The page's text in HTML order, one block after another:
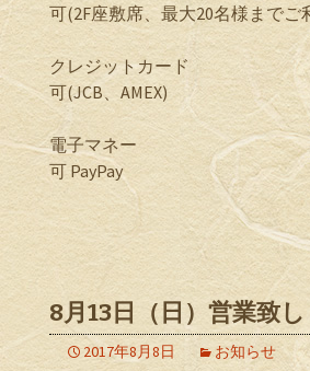
可(2F座敷席、最大20名様までご
クレジットカード
可(JCB、AMEX)
電子マネー
可 PayPay
8月13日（日）営業致し
2017年8月8日 お知らせ